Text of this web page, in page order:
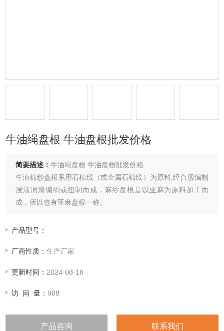
牛油绳盘根 牛油盘根批发价格
简要描述：牛油绳盘根 牛油盘根批发价格
牛油棉纱盘根系用石棉线（或金属石棉线）为原料,经合股编制
浸渍润滑编织或扭制而成，麻纱盘根是以亚麻为原料加工而
成，所以也有亚麻盘根一称。
产品型号：
厂商性质：生产厂家
更新时间： 2024-08-18
访 问 量：988
产品咨询 联系我们